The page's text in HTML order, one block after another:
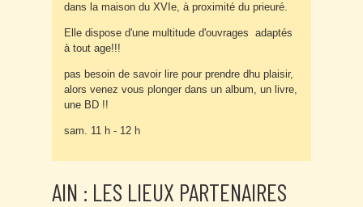
dans la maison du XVIe, à proximité du prieuré.
Elle dispose d'une multitude d'ouvrages adaptés
à tout age!!!
pas besoin de savoir lire pour prendre dhu plaisir,
alors venez vous plonger dans un album, un livre,
une BD !!
sam. 11 h - 12 h
AIN : LES LIEUX PARTENAIRES